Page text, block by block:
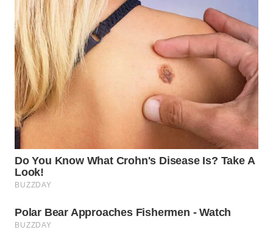
WN
INDRAMAYU
WN
KUNINGAN
WN
MAJALENGKA
WN
SUBANG
SUKABUMI